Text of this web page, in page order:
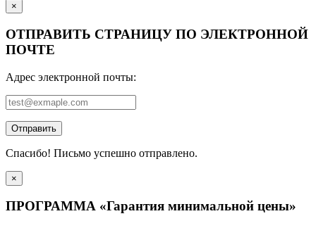
×
ОТПРАВИТЬ СТРАНИЦУ ПО ЭЛЕКТРОННОЙ
ПОЧТЕ
Адрес электронной почты:
Отправить
Спасибо! Письмо успешно отправлено.
×
ПРОГРАММА «Гарантия минимальной цены»